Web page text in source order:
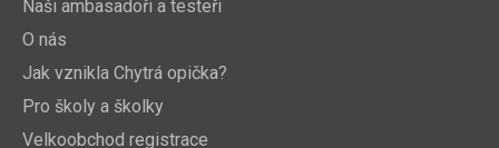
Naši ambasadoři a testeři
O nás
Jak vznikla Chytrá opička?
Pro školy a školky
Velkoobchod registrace